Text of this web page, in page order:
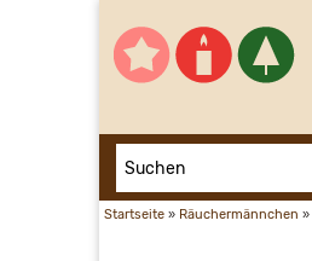
Startseite » Räuchermännchen »